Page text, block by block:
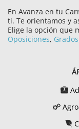
En Avanza en tu
ti. Te orientamos y
Elige la opción que
Oposiciones, Grados